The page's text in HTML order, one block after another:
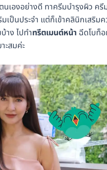
นเองอย่างดี ทาครีมบำรุงผิว ค
มเป็นประจำ แต่ก็เข้าคลินิกเสริม
าง ไปทำทรีตเมนต์หน้า ฉีดโบท็
ะสมค่ะ